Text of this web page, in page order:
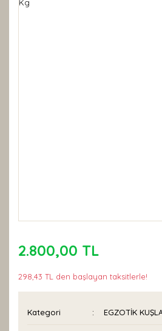
2.800,00 TL
298,43 TL den başlayan taksitlerle!
Kategori EGZOTİK